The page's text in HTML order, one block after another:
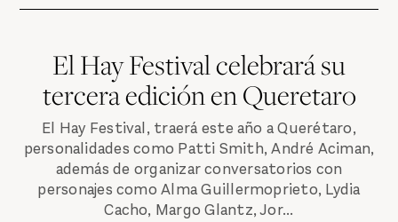
El Hay Festival celebrará su
tercera edición en Queretaro
El Hay Festival, traerá este año a Querétaro,
personalidades como Patti Smith, André Aciman,
además de organizar conversatorios con
personajes como Alma Guillermoprieto, Lydia
Cacho, Margo Glantz, Jor...